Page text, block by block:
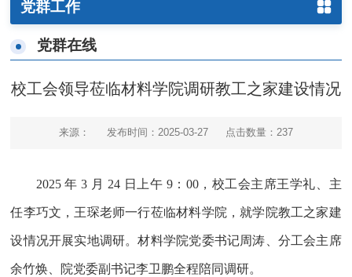
党群工作
党群在线
校工会领导莅临材料学院调研教工之家建设情况
来源： 发布时间：2025-03-27 点击数量： 237
2025 年 3 月 24 日上午 9：00，校工会主席王学礼、主
任李巧文，王琛老师一行莅临材料学院，就学院教工之家建
设情况开展实地调研。材料学院党委书记周涛、分工会主席
余竹焕、院党委副书记李卫鹏全程陪同调研。